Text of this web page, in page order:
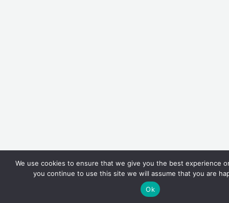
We use cookies to ensure that we give you the best experience
you continue to use this site we will assume that you are
Ok